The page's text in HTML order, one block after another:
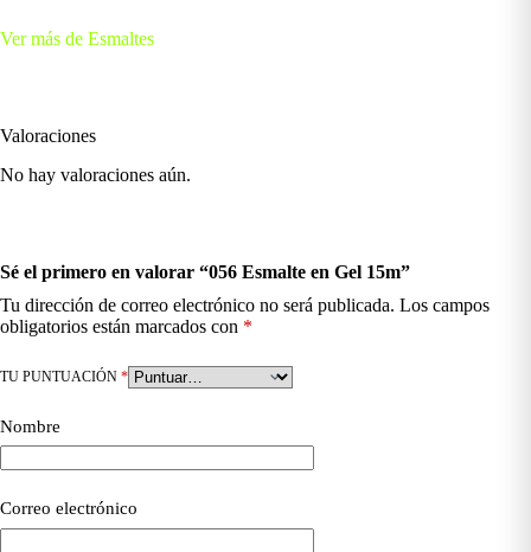
Ver más de Esmaltes
Valoraciones
No hay valoraciones aún.
Sé el primero en valorar “056 Esmalte en Gel 15m”
Tu dirección de correo electrónico no será publicada. Los campos
obligatorios están marcados con *
TU PUNTUACIÓN *
Nombre
Correo electrónico